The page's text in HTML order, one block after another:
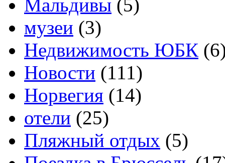
Мальдивы (5)
музеи (3)
Недвижимость ЮБК
Новости (111)
Норвегия (14)
отели (25)
Пляжный отдых (5)